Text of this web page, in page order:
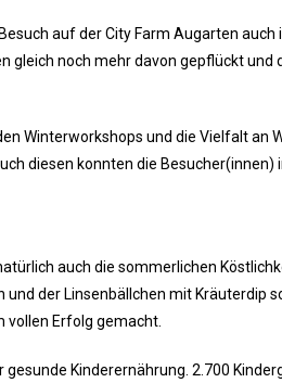
auf der City Farm Augarten
gleich noch mehr davon gepflückt und
Winterworkshops und die Vielfalt an
diesen konnten die Besucher(innen)
auch die sommerlichen
der Linsenbällchen mit Kräuterdip
vollen Erfolg gemacht.
gesunde Kinderernährung. 2.700